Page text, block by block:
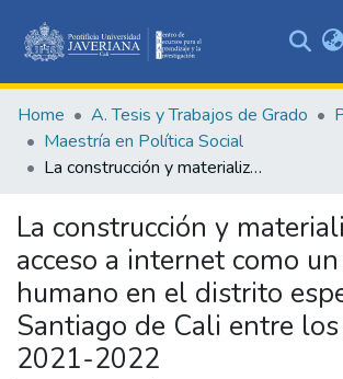
&
Collections
All of DSpace
Statistics
Home A. Tesis y Trabajos de Grado
Maestría en Política Social
La construcción y materialización del acceso a internet como un derecho humano en el distrito especial de Santiago de Cali entre los años 2021-2022
La construcción y
acceso a internet como
humano en el distrito
Santiago de Cali entre
2021-2022